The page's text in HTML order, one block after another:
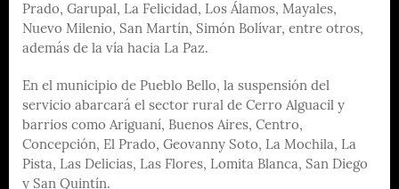
Prado, Garupal, La Felicidad, Los Álamos, Mayales,
Nuevo Milenio, San Martín, Simón Bolívar, entre otros,
además de la vía hacia La Paz.
En el municipio de Pueblo Bello, la suspensión del
servicio abarcará el sector rural de Cerro Alguacil y
barrios como Ariguaní, Buenos Aires, Centro,
Concepción, El Prado, Geovanny Soto, La Mochila, La
Pista, Las Delicias, Las Flores, Lomita Blanca, San Diego
y San Quintín.